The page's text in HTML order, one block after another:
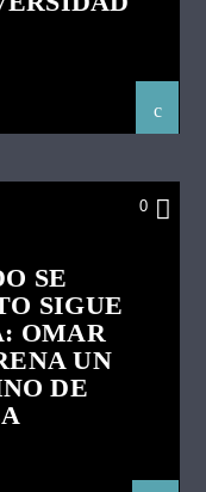
0
SE
SIGUE
OMAR
UN
DE